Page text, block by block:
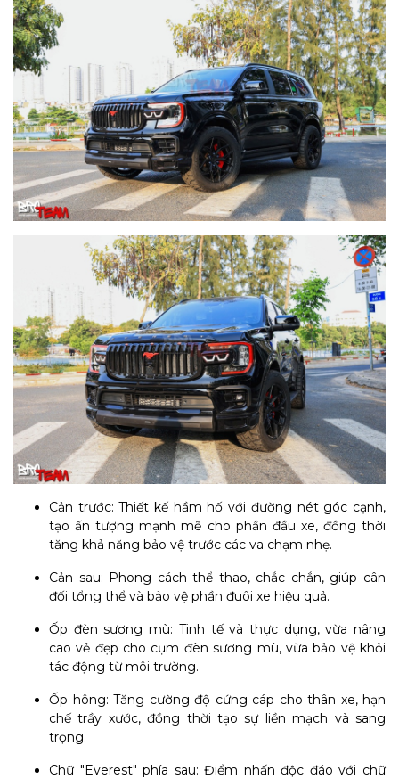
Cản trước: Thiết kế hầm hố với đường nét góc cạnh,
tạo ấn tượng mạnh mẽ cho phần đầu xe, đồng thời
tăng khả năng bảo vệ trước các va chạm nhẹ.
Cản sau: Phong cách thể thao, chắc chắn, giúp cân
đối tổng thể và bảo vệ phần đuôi xe hiệu quả.
Ốp đèn sương mù: Tinh tế và thực dụng, vừa nâng
cao vẻ đẹp cho cụm đèn sương mù, vừa bảo vệ khỏi
tác động từ môi trường.
Ốp hông: Tăng cường độ cứng cáp cho thân xe, hạn
chế trầy xước, đồng thời tạo sự liền mạch và sang
trọng.
Chữ "Everest" phía sau: Điểm nhấn độc đáo với chữ